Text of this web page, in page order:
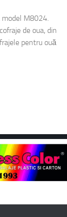
M8024.
de oua, din
pentru ouă